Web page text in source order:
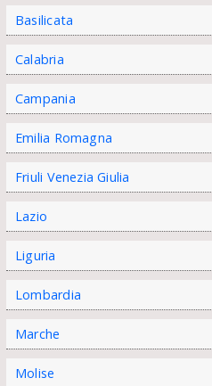
Basilicata
Calabria
Campania
Emilia Romagna
Friuli Venezia Giulia
Lazio
Liguria
Lombardia
Marche
Molise